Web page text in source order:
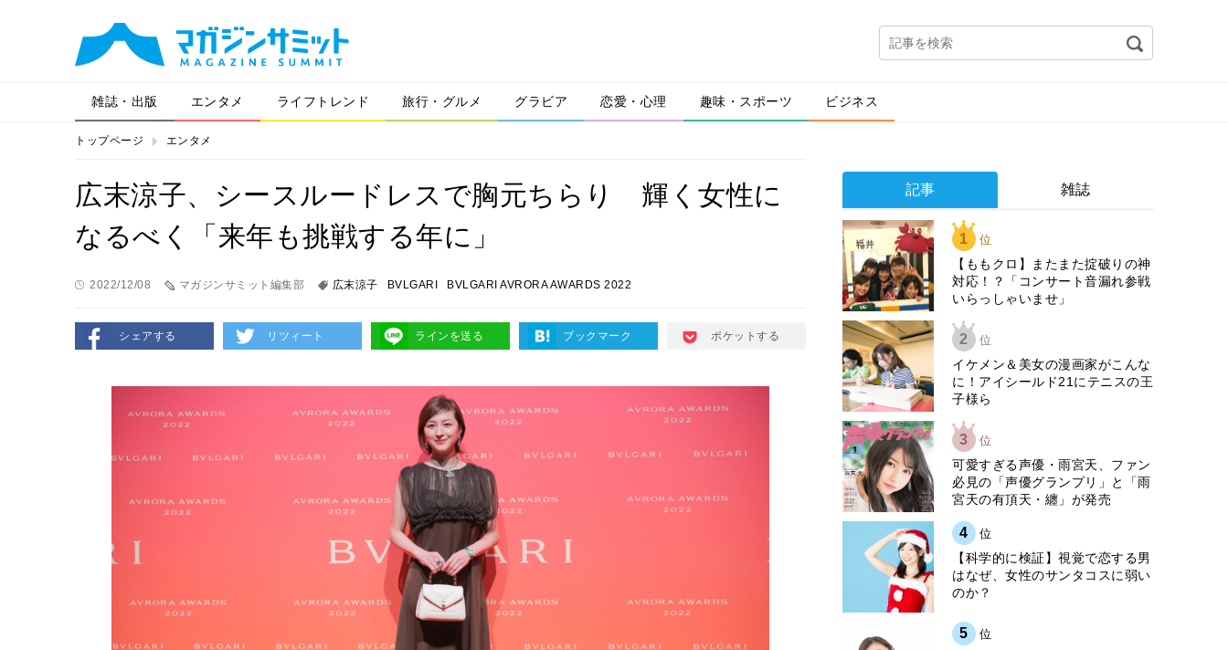
雑誌・出版 エンタメ ライフトレンド 旅行・グルメ グラビア 恋愛・心理 趣味・スポーツ ビジネス
トップページ エンタメ
広末涼子、シースルードレスで胸元ちらり 輝く女性に
なるべく「来年も挑戦する年に」
2022/12/08 マガジンサミット編集部 広末涼子 BVLGARI BVLGARI AVRORA AWARDS 2022
シェアする リツィート ラインを送る ブックマーク ポケットする
記事 雑誌
1 位
【ももクロ】またまた掟破りの神
対応！？「コンサート音漏れ参戦
いらっしゃいませ」
2 位
イケメン＆美女の漫画家がこんな
に！アイシールド21にテニスの王
子様ら
3 位
可愛すぎる声優・雨宮天、ファン
必見の「声優グランプリ」と「雨
宮天の有頂天・纏」が発売
4 位
【科学的に検証】視覚で恋する男
はなぜ、女性のサンタコスに弱い
のか？
5 位